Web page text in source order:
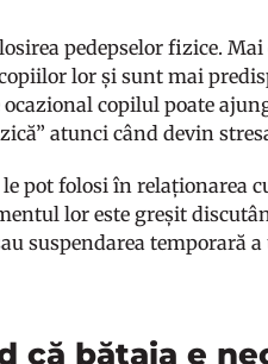
pedepselor fizice.
lor și sunt mai
copilul poate
atunci când devin
pot folosi în relaționarea
lor este greșit
suspendarea temporară
că bătaia e